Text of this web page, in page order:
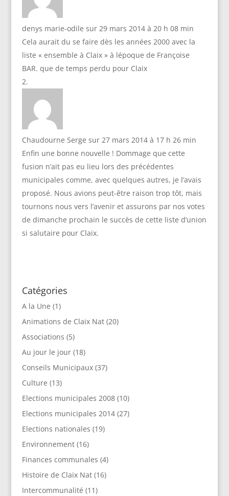
denys marie-odile sur 29 mars 2014 à 20 h 08 min
Cela aurait du se faire dès les années 2000 avec la
liste « ensemble à Claix » à lépoque de Françoise
BAR. que de temps perdu pour Claix
Chaudourne Serge sur 27 mars 2014 à 17 h 26 min
Enfin une bonne nouvelle ! Dommage que cette
fusion n’ait pas eu lieu lors des précédentes
municipales comme, avec quelques autres, je l’avais
proposé. Nous avions peut-être raison trop tôt, mais
tournons nous vers l’avenir et assurons par nos votes
de dimanche prochain le succès de cette liste d’union
si salutaire pour Claix.
Catégories
A la Une (1)
Animations de Claix Nat(20)
Associations (5)
Au jour le jour(18)
Conseils Municipaux(37)
Culture (13)
Elections municipales 2008(10)
Elections municipales 2014(27)
Elections nationales (19)
Environnement(16)
Finances communales (4)
Histoire de Claix Nat(16)
Intercommunalité (11)